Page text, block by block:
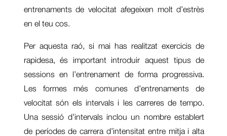
entrenaments de velocitat afegeixen molt d’estrès
en el teu cos.
Per aquesta raó, si mai has realitzat exercicis de
rapidesa, és important introduir aquest tipus de
sessions en l’entrenament de forma progressiva.
Les formes més comunes d’entrenaments de
velocitat són els intervals i les carreres de tempo.
Una sessió d’intervals inclou un nombre establert
de períodes de carrera d’intensitat entre mitja i alta